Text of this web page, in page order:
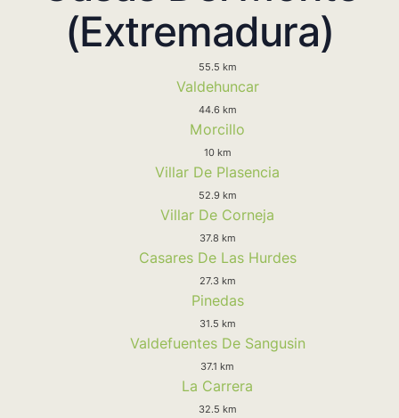
(Extremadura)
55.5 km
Valdehuncar
44.6 km
Morcillo
10 km
Villar De Plasencia
52.9 km
Villar De Corneja
37.8 km
Casares De Las Hurdes
27.3 km
Pinedas
31.5 km
Valdefuentes De Sangusin
37.1 km
La Carrera
32.5 km